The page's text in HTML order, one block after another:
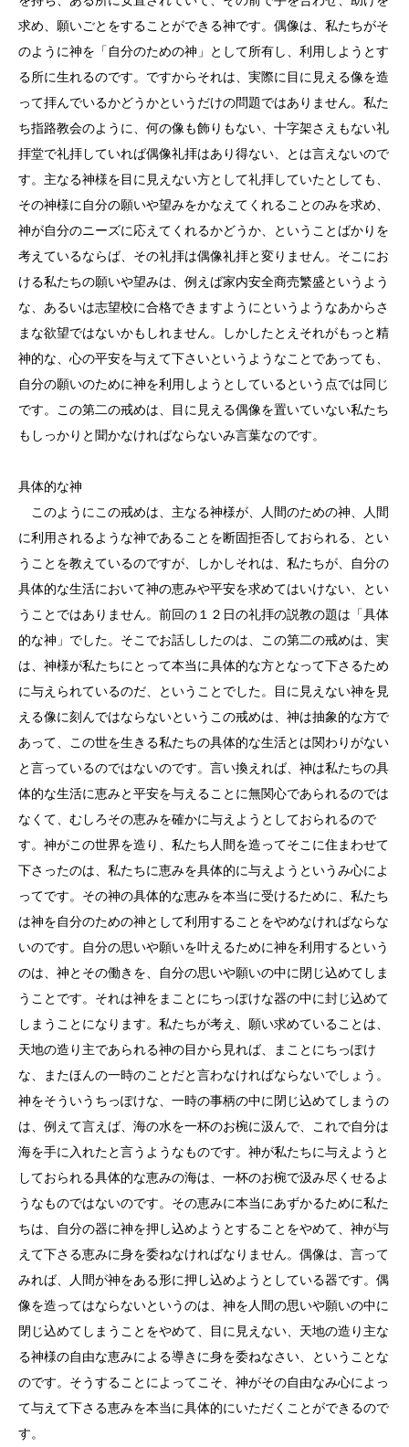
求め、願いごとをすることができる神です。偶像は、私たちがそ
のように神を「自分のための神」として所有し、利用しようとす
る所に生れるのです。ですからそれは、実際に目に見える像を造
って拝んでいるかどうかというだけの問題ではありません。私た
ち指路教会のように、何の像も飾りもない、十字架さえもない礼
拝堂で礼拝していれば偶像礼拝はあり得ない、とは言えないので
す。主なる神様を目に見えない方として礼拝していたとしても、
その神様に自分の願いや望みをかなえてくれることのみを求め、
神が自分のニーズに応えてくれるかどうか、ということばかりを
考えているならば、その礼拝は偶像礼拝と変りません。そこにお
ける私たちの願いや望みは、例えば家内安全商売繁盛というよう
な、あるいは志望校に合格できますようにというようなあからさ
まな欲望ではないかもしれません。しかしたとえそれがもっと精
神的な、心の平安を与えて下さいというようなことであっても、
自分の願いのために神を利用しようとしているという点では同じ
です。この第二の戒めは、目に見える偶像を置いていない私たち
もしっかりと聞かなければならないみ言葉なのです。
具体的な神
このようにこの戒めは、主なる神様が、人間のための神、人間
に利用されるような神であることを断固拒否しておられる、とい
うことを教えているのですが、しかしそれは、私たちが、自分の
具体的な生活において神の恵みや平安を求めてはいけない、とい
うことではありません。前回の１２日の礼拝の説教の題は「具体
的な神」でした。そこでお話ししたのは、この第二の戒めは、実
は、神様が私たちにとって本当に具体的な方となって下さるため
に与えられているのだ、ということでした。目に見えない神を見
える像に刻んではならないというこの戒めは、神は抽象的な方で
あって、この世を生きる私たちの具体的な生活とは関わりがない
と言っているのではないのです。言い換えれば、神は私たちの具
体的な生活に恵みと平安を与えることに無関心であられるのでは
なくて、むしろその恵みを確かに与えようとしておられるので
す。神がこの世界を造り、私たち人間を造ってそこに住まわせて
下さったのは、私たちに恵みを具体的に与えようというみ心によ
ってです。その神の具体的な恵みを本当に受けるために、私たち
は神を自分のための神として利用することをやめなければならな
いのです。自分の思いや願いを叶えるために神を利用するという
のは、神とその働きを、自分の思いや願いの中に閉じ込めてしま
うことです。それは神をまことにちっぽけな器の中に封じ込めて
しまうことになります。私たちが考え、願い求めていることは、
天地の造り主であられる神の目から見れば、まことにちっぽけ
な、またほんの一時のことだと言わなければならないでしょう。
神をそういうちっぽけな、一時の事柄の中に閉じ込めてしまうの
は、例えて言えば、海の水を一杯のお椀に汲んで、これで自分は
海を手に入れたと言うようなものです。神が私たちに与えようと
しておられる具体的な恵みの海は、一杯のお椀で汲み尽くせるよ
うなものではないのです。その恵みに本当にあずかるために私た
ちは、自分の器に神を押し込めようとすることをやめて、神が与
えて下さる恵みに身を委ねなければなりません。偶像は、言って
みれば、人間が神をある形に押し込めようとしている器です。偶
像を造ってはならないというのは、神を人間の思いや願いの中に
閉じ込めてしまうことをやめて、目に見えない、天地の造り主な
る神様の自由な恵みによる導きに身を委ねなさい、ということな
のです。そうすることによってこそ、神がその自由なみ心によっ
て与えて下さる恵みを本当に具体的にいただくことができるので
す。